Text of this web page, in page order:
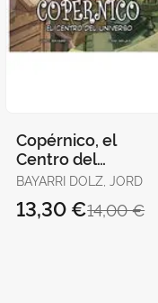
Copérnico, el
Centro del
Universo
BAYARRI DOLZ, JORD
14,00 €
13,30 €